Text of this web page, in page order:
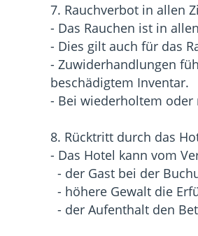
7. Rauchverbot in allen
- Das Rauchen ist in
- Dies gilt auch für das
- Zuwiderhandlungen
beschädigtem Inventar.
- Bei wiederholtem
8. Rücktritt durch das
- Das Hotel kann vom
- der Gast bei der
- höhere Gewalt die
- der Aufenthalt den